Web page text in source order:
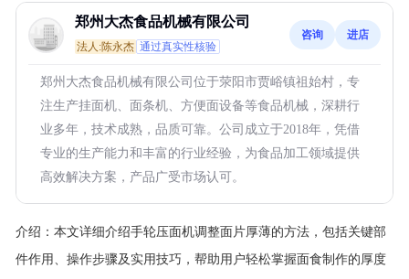
郑州大杰食品机械有限公司
法人:陈永杰 通过真实性核验
咨询 进店
郑州大杰食品机械有限公司位于荥阳市贾峪镇祖始村，专
注生产挂面机、面条机、方便面设备等食品机械，深耕行
业多年，技术成熟，品质可靠。公司成立于2018年，凭借
专业的生产能力和丰富的行业经验，为食品加工领域提供
高效解决方案，产品广受市场认可。
介绍： 本文详细介绍手轮压面机调整面片厚薄的方法，包括关键部
件作用、操作步骤及实用技巧，帮助用户轻松掌握面食制作的厚度